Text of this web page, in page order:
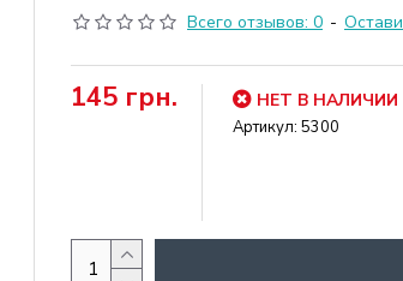
Всего отзывов: 0 -
145 грн. НЕТ В НАЛИЧИИ
Артикул: 5300